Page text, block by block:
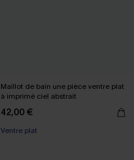
Maillot de bain une pièce ventre plat
à imprimé ciel abstrait
42,00 €
Ventre plat